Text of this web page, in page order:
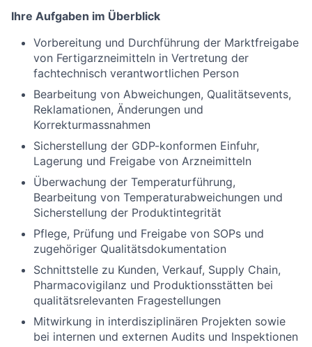
Ihre Aufgaben im Überblick
Vorbereitung und Durchführung der Marktfreigabe
von Fertigarzneimitteln in Vertretung der
fachtechnisch verantwortlichen Person
Bearbeitung von Abweichungen, Qualitätsevents,
Reklamationen, Änderungen und
Korrekturmassnahmen
Sicherstellung der GDP-konformen Einfuhr,
Lagerung und Freigabe von Arzneimitteln
Überwachung der Temperaturführung,
Bearbeitung von Temperaturabweichungen und
Sicherstellung der Produktintegrität
Pflege, Prüfung und Freigabe von SOPs und
zugehöriger Qualitätsdokumentation
Schnittstelle zu Kunden, Verkauf, Supply Chain,
Pharmacovigilanz und Produktionsstätten bei
qualitätsrelevanten Fragestellungen
Mitwirkung in interdisziplinären Projekten sowie
bei internen und externen Audits und Inspektionen